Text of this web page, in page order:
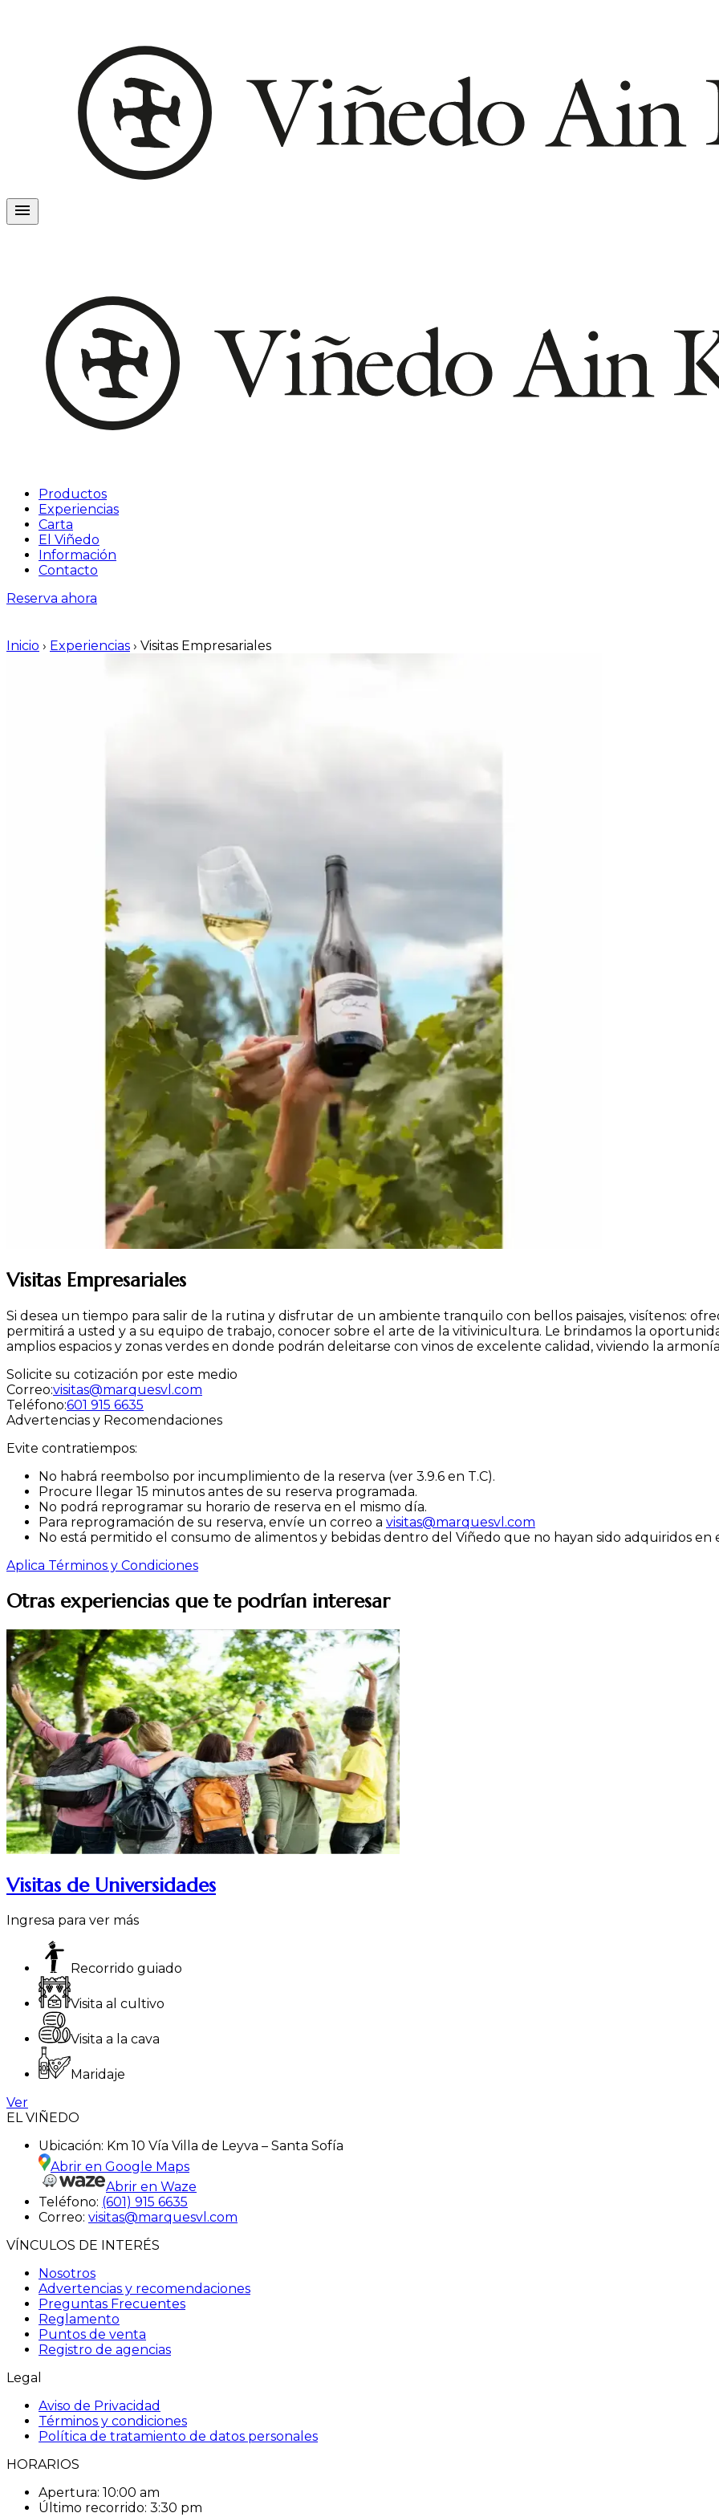
Productos
Experiencias
Carta
El Viñedo
Información
Contacto
Reserva ahora
Inicio › Experiencias › Visitas Empresariales
Visitas Empresariales
Si desea un tiempo para salir de la rutina y disfrutar de un ambiente tranquilo con bellos paisajes, visítenos:
permitirá a usted y a su equipo de trabajo, conocer sobre el arte de la vitivinicultura. Le brindamos la
amplios espacios y zonas verdes en donde podrán deleitarse con vinos de excelente calidad, viviendo la
Solicite su cotización por este medio
Correo:visitas@marquesvl.com
Teléfono:601 915 6635
Advertencias y Recomendaciones
Evite contratiempos:
No habrá reembolso por incumplimiento de la reserva (ver 3.9.6 en T.C).
Procure llegar 15 minutos antes de su reserva programada.
No podrá reprogramar su horario de reserva en el mismo día.
Para reprogramación de su reserva, envíe un correo a visitas@marquesvl.com
No está permitido el consumo de alimentos y bebidas dentro del Viñedo que no hayan sido adquiridos en
Aplica Términos y Condiciones
Otras experiencias que te podrían interesar
Visitas de Universidades
Ingresa para ver más
Recorrido guiado
Visita al cultivo
Visita a la cava
Maridaje
Ver
EL VIÑEDO
Ubicación: Km 10 Vía Villa de Leyva – Santa Sofía
Abrir en Google Maps
Abrir en Waze
Teléfono: (601) 915 6635
Correo: visitas@marquesvl.com
VÍNCULOS DE INTERÉS
Nosotros
Advertencias y recomendaciones
Preguntas Frecuentes
Reglamento
Puntos de venta
Registro de agencias
Legal
Aviso de Privacidad
Términos y condiciones
Política de tratamiento de datos personales
HORARIOS
Apertura: 10:00 am
Último recorrido: 3:30 pm